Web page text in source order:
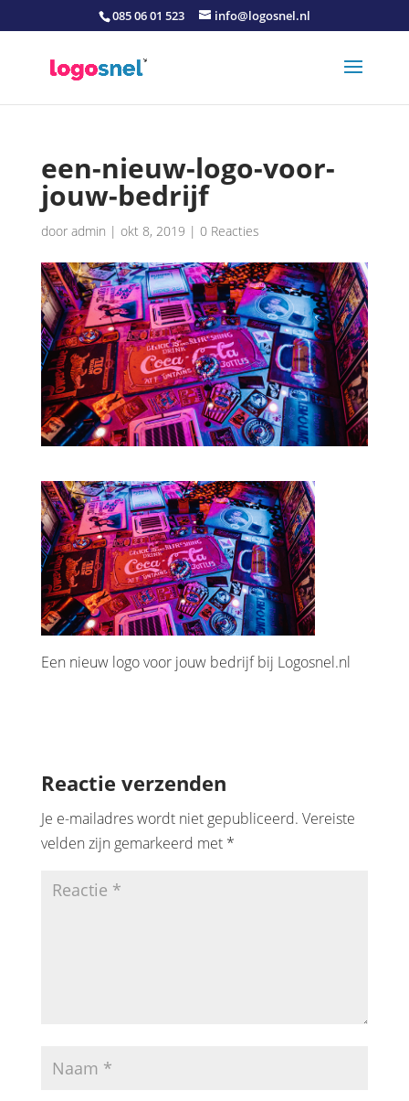
085 06 01 523 info@logosnel.nl
een-nieuw-logo-voor-
jouw-bedrijf
door admin | okt 8, 2019 | 0 Reacties
Een nieuw logo voor jouw bedrijf bij Logosnel.nl
Reactie verzenden
Je e-mailadres wordt niet gepubliceerd. Vereiste
velden zijn gemarkeerd met *